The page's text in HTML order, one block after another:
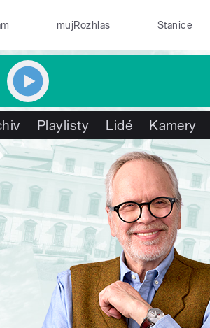
mujRozhlas Stanice
Playlisty Lidé Kamery